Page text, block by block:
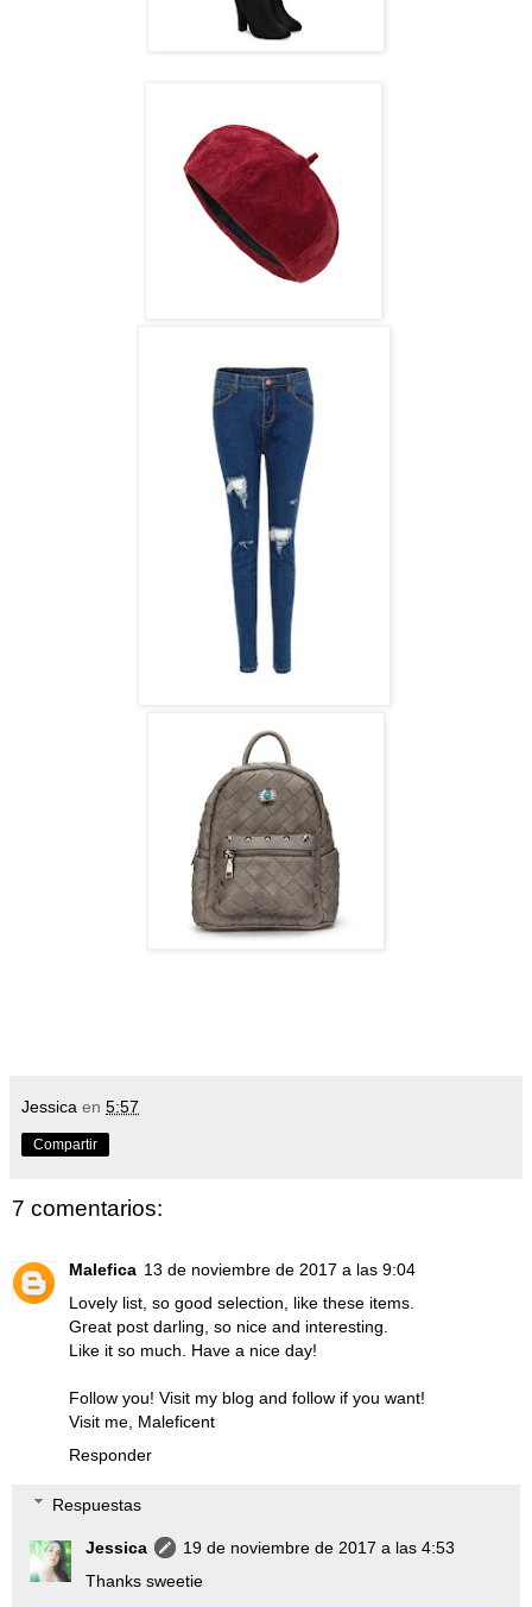
Jessica en 5:57
Compartir
7 comentarios:
Malefica 13 de noviembre de 2017 a las 9:04
Lovely list, so good selection, like these items.
Great post darling, so nice and interesting.
Like it so much. Have a nice day!
Follow you! Visit my blog and follow if you want!
Visit me, Maleficent
Responder
Respuestas
Jessica
19 de noviembre de 2017 a las 4:53
Thanks sweetie